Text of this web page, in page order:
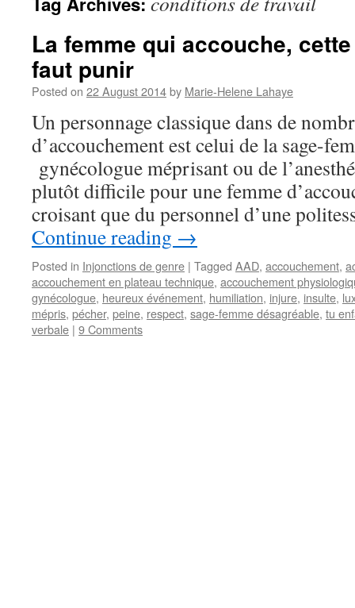
La femme qui accouche,
faut punir
Posted on 22 August 2014by Marie-Helene Lahaye
Un personnage classique dans de
d’accouchement est celui de la sage-
gynécologue méprisant ou de
plutôt difficile pour une femme
croisant que du personnel d’une
Continue reading →
Posted in Injonctions de genre | Tagged AAD, accouchement,
accouchement en plateau technique, accouchement
gynécologue, heureux événement, humiliation, injure, insulte,
mépris, pécher, peine, respect, sage-femme désagréable, tu
verbale | 9 Comments